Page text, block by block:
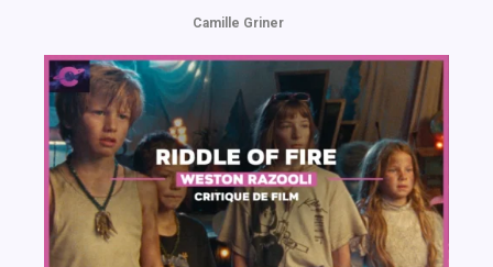
Camille Griner